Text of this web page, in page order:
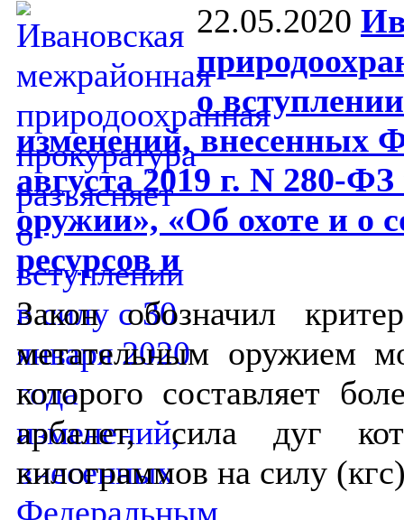
22.05.2020
о
изменений, внесенных
августа 2019 г. N 280-
оружии», «Об охоте и о
ресурсов и
Закон обозначил
метательным оружием
которого составляет
арбалет, сила дуг
килограммов на силу